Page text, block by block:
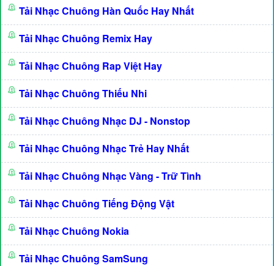
Tải Nhạc Chuông Hàn Quốc Hay Nhất
Tải Nhạc Chuông Remix Hay
Tải Nhạc Chuông Rap Việt Hay
Tải Nhạc Chuông Thiếu Nhi
Tải Nhạc Chuông Nhạc DJ - Nonstop
Tải Nhạc Chuông Nhạc Trẻ Hay Nhất
Tải Nhạc Chuông Nhạc Vàng - Trữ Tình
Tải Nhạc Chuông Tiếng Động Vật
Tải Nhạc Chuông Nokia
Tải Nhạc Chuông SamSung